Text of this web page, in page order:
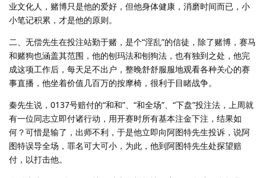
业文化人，赌博只是他的爱好，但他身体健康，消磨时间而已，小
小笔记积累，才是他的原则。
二、无偿先生在投注站勤于赌，是个“淫乱”的信徒，除了赌博，赛马
和赌狗也涵盖其范围，他的刨玛法和刨狗法，也有独到之处，他完
成这项工作后，每天足不出户，整晚舒舒服服地观看各种关心的赛
事直播，他坐着价值几百万的按摩椅，很利于目睹战争。
秦先生说，0137号赔付的“和和”、“和全场”、“下盘”投注法，上周就
有一位同志立即付诸行动，用开赛时所有基本注金下注，结果如
何？可惜是输了，出师不利，于是他立即向阿图特先生投诉，说阿
图特误导全场，罪名可大可小，为此，他到阿图特先生处探望赔
付，以打击他。